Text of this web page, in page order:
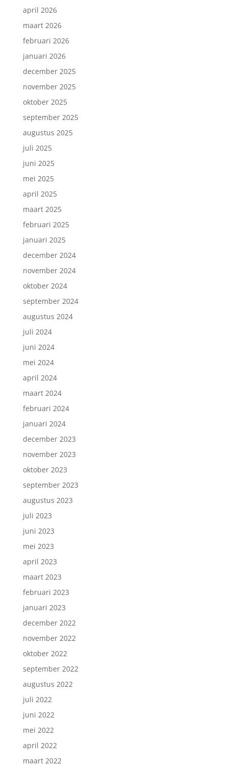
april 2026
maart 2026
februari 2026
januari 2026
december 2025
november 2025
oktober 2025
september 2025
augustus 2025
juli 2025
juni 2025
mei 2025
april 2025
maart 2025
februari 2025
januari 2025
december 2024
november 2024
oktober 2024
september 2024
augustus 2024
juli 2024
juni 2024
mei 2024
april 2024
maart 2024
februari 2024
januari 2024
december 2023
november 2023
oktober 2023
september 2023
augustus 2023
juli 2023
juni 2023
mei 2023
april 2023
maart 2023
februari 2023
januari 2023
december 2022
november 2022
oktober 2022
september 2022
augustus 2022
juli 2022
juni 2022
mei 2022
april 2022
maart 2022